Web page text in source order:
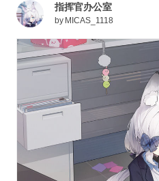
指挥官办公室
by MICAS_1118